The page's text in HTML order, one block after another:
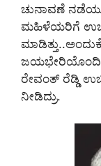
ಚುನಾವಣೆ
ಮಹಿಳೆಯರಿಗೆ
ಜಯಭೇರಿಯೊಂದಿಗೆ
ರೇವಂತ್ ರೆಡ್ಡಿ
ನೀಡಿದ್ರು.